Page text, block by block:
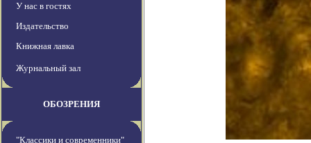
У нас в гостях
Издательство
Книжная лавка
Журнальный зал
ОБОЗРЕНИЯ
"Классики и современники"